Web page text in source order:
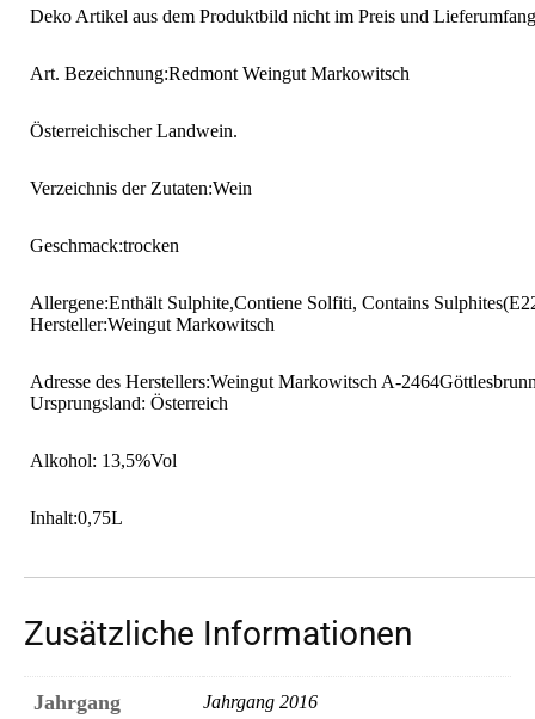
Deko Artikel aus dem Produktbild nicht im Preis und
Art. Bezeichnung:Redmont Weingut Markowitsch
Österreichischer Landwein.
Verzeichnis der Zutaten:Wein
Geschmack:trocken
Allergene:Enthält Sulphite,Contiene Solfiti, Contains
Hersteller:Weingut Markowitsch
Adresse des Herstellers:Weingut Markowitsch A-
Ursprungsland: Österreich
Alkohol: 13,5%Vol
Inhalt:0,75L
Zusätzliche Informationen
Jahrgang Jahrgang 2016